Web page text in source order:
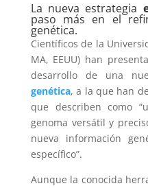
La nueva estrategia
paso más en el
genética.
Científicos de la
MA, EEUU) han
desarrollo de una
genética, a la que han
que describen como
genoma versátil y
nueva información
específico”.
Aunque la conocida